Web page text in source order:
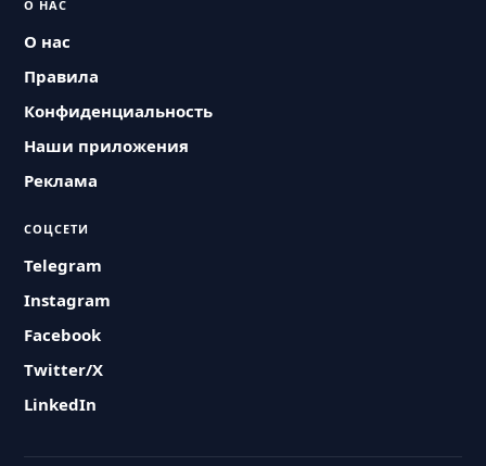
О НАС
О нас
Правила
Конфиденциальность
Наши приложения
Реклама
СОЦСЕТИ
Telegram
Instagram
Facebook
Twitter/X
LinkedIn